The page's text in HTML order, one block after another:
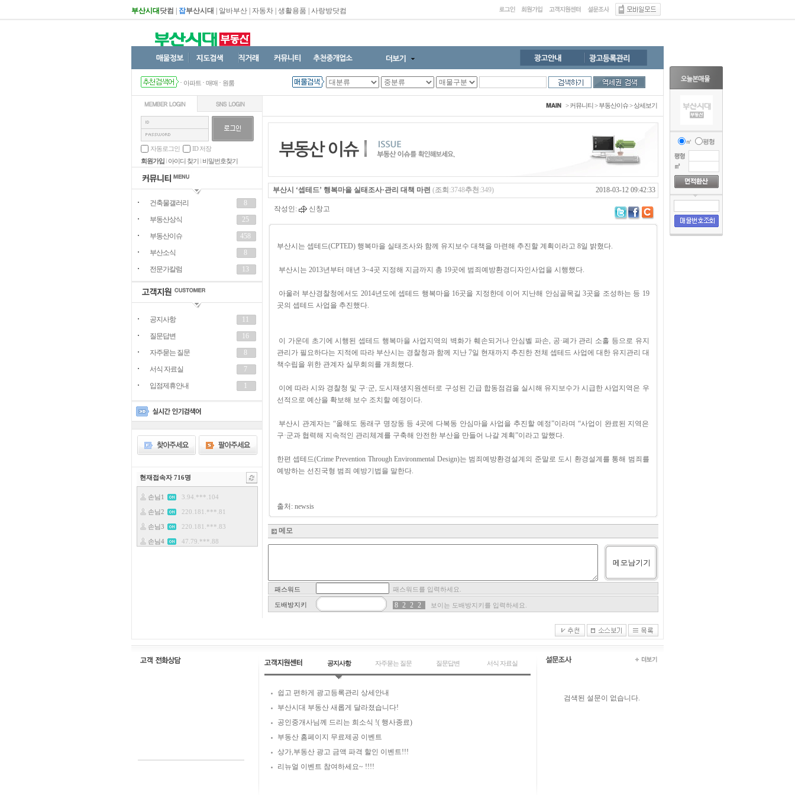
부산시대 닷컴 잡부산시대 알바부산 자동차 생활용품 사랑방닷컴
㎡ 평형
· 아파트 · 매매 · 원룸
자동로그인
ID 저장
회원가입 l 아이디 찾기 l 비밀번호찾기
건축물갤러리
8
부동산상식
25
부동산이슈
458
부산소식
8
전문가칼럼
13
공지사항
질문답변
16
자주묻는 질문
8
서식 자료실
7
입점제휴안내
현재접속자 716명
>커뮤니티>부동산이슈> 상세보기
부산시 ‘셉테드’ 행복마을 실태조사·관리 대책 마련 (조회 :3748추천:349) 2018-03-12 09:42:33
작성인: 신창고
부산시는 셉테드(CPTED) 행복마을 실태조사와 함께 유지보수 대책을 마련해 추진할 계획이라고 8일 밝혔다.
부산시는 2013년부터 매년 3~4곳 지정해 지금까지 총 19곳에 범죄예방환경디자인사업을 시행했다.
아울러 부산경찰청에서도 2014년도에 셉테드 행복마을 16곳을 지정한데 이어 지난해 안심골목길 3곳을 조성하는 등 19
곳의 셉테드 사업을 추진했다.
이 가운데 초기에 시행된 셉테드 행복마을 사업지역의 벽화가 훼손되거나 안심벨 파손, 공·폐가 관리 소홀 등으로 유지
관리가 필요하다는 지적에 따라 부산시는 경찰청과 함께 지난 7일 현재까지 추진한 전체 셉테드 사업에 대한 유지관리 대
책수립을 위한 관계자 실무회의를 개최했다.
이에 따라 시와 경찰청 및 구·군, 도시재생지원센터로 구성된 긴급 합동점검을 실시해 유지보수가 시급한 사업지역은 우
선적으로 예산을 확보해 보수 조치할 예정이다.
부산시 관계자는 “올해도 동래구 명장동 등 4곳에 다복동 안심마을 사업을 추진할 예정”이라며 “사업이 완료된 지역은
구·군과 협력해 지속적인 관리체계를 구축해 안전한 부산을 만들어 나갈 계획”이라고 말했다.
한편 셉테드(Crime Prevention Through Environmental Design)는 범죄예방환경설계의 준말로 도시 환경설계를 통해 범죄를
예방하는 선진국형 범죄 예방기법을 말한다.
출처: newsis
메모
패스워드 패스워드를 입력하세요.
도배방지키 87 24 26 27 보이는 도배방지키를 입력하세요.
공지사항 자주묻는 질문 질문답변 서식 자료실
쉽고 편하게 광고등록관리 상세안내
부산시대 부동산 새롭게 달라졌습니다!
공인중개사님께 드리는 희소식 !( 행사종료)
부동산 홈페이지 무료제공 이벤트
상가,부동산 광고 금액 파격 할인 이벤트!!!
리뉴얼 이벤트 참여하세요~ !!!!
검색된 설문이 없습니다.